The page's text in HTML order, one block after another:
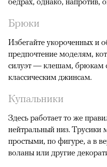
Брюки
Избегайте укороченных и
предпочтение моделям,
силуэт — клешам, брюкам
классическим джинсам.
Купальники
Здесь работает то же
нейтральный низ. Трусики
простыми, по фигуре, а в
воланы или другие